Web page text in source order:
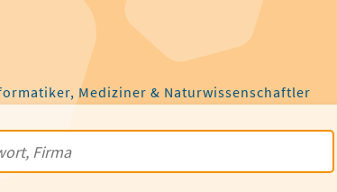
Mediziner & Naturwissenschaftler